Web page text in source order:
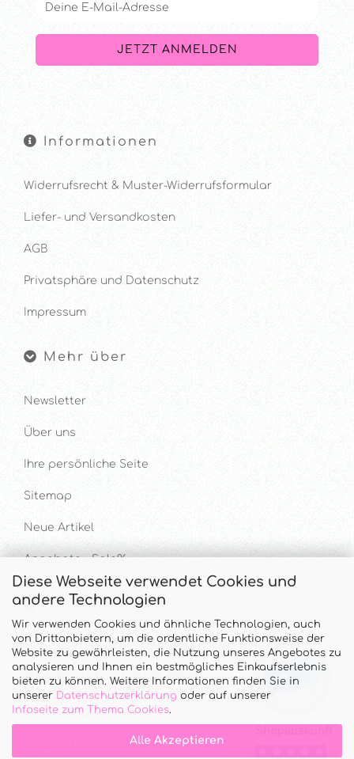
Diese Webseite verwendet Cookies und
andere Technologien
Wir verwenden Cookies und ähnliche Technologien, auch
von Drittanbietern, um die ordentliche Funktionsweise der
Website zu gewährleisten, die Nutzung unseres Angebotes zu
analysieren und Ihnen ein bestmögliches Einkaufserlebnis
bieten zu können. Weitere Informationen finden Sie in
unserer Datenschutzerklärung oder auf unserer
Infoseite zum Thema Cookies.
Alle Akzeptieren
Informationen
Widerrufsrecht & Muster-Widerrufsformular
Liefer- und Versandkosten
AGB
Privatsphäre und Datenschutz
Impressum
Mehr über
Newsletter
Über uns
Ihre persönliche Seite
Sitemap
Neue Artikel
Angebote - Sale%
Hilfe & Kontakt
UNTERSTÜTZUNG UND BERATUNG UNTER
Tel. & WhatsApp: 034328 340688
Mo - Do.: 10:00 - 16:00 Uhr und Fr.: 9:00 - 13:00 Uhr
Callback Service